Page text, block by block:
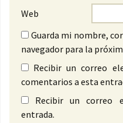
Web
Guarda mi nombre,
navegador para la
Recibir un correo
comentarios a esta
Recibir un correo
entrada.